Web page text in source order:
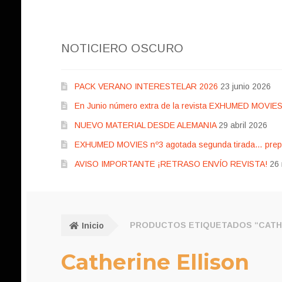
NOTICIERO OSCURO
PACK VERANO INTERESTELAR 2026 23 junio 2026
En Junio número extra de la revista EXHUMED MOVIES
NUEVO MATERIAL DESDE ALEMANIA 29 abril 2026
EXHUMED MOVIES nº3 agotada segunda tirada…
AVISO IMPORTANTE ¡RETRASO ENVÍO REVISTA! 26
Inicio PRODUCTOS ETIQUETADOS
Catherine Ellison